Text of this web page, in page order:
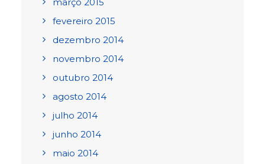
fevereiro 2015
dezembro 2014
novembro 2014
outubro 2014
agosto 2014
julho 2014
junho 2014
maio 2014